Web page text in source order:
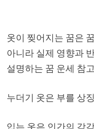
옷이 찢어지는 꿈은
아니라 실제 영향과
설명하는 꿈 운세 참
누더기 옷은 부를 상
입는 옷은 인간의 감